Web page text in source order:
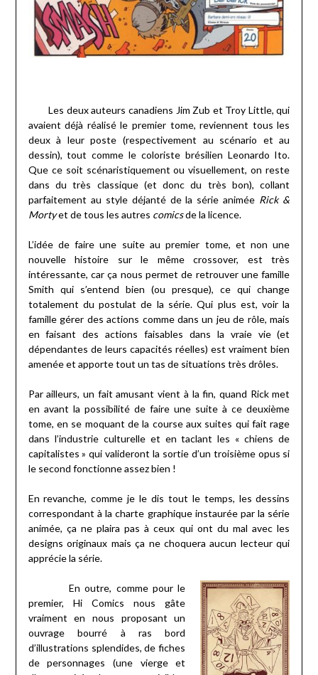
Les deux auteurs canadiens Jim Zub et Troy Little, qui
avaient déjà réalisé le premier tome, reviennent tous les
deux à leur poste (respectivement au scénario et au
dessin), tout comme le coloriste brésilien Leonardo Ito.
Que ce soit scénaristiquement ou visuellement, on reste
dans du très classique (et donc du très bon), collant
parfaitement au style déjanté de la série animée Rick &
Mortyet de tous les autres comicsde la licence.
L’idée de faire une suite au premier tome, et non une
nouvelle histoire sur le même crossover, est très
intéressante, car ça nous permet de retrouver une famille
Smith qui s’entend bien (ou presque), ce qui change
totalement du postulat de la série. Qui plus est, voir la
famille gérer des actions comme dans un jeu de rôle, mais
en faisant des actions faisables dans la vraie vie (et
dépendantes de leurs capacités réelles) est vraiment bien
amenée et apporte tout un tas de situations très drôles.
Par ailleurs, un fait amusant vient à la fin, quand Rick met
en avant la possibilité de faire une suite à ce deuxième
tome, en se moquant de la course aux suites qui fait rage
dans l’industrie culturelle et en taclant les « chiens de
capitalistes » qui valideront la sortie d’un troisième opus si
le second fonctionne assez bien !
En revanche, comme je le dis tout le temps, les dessins
correspondant à la charte graphique instaurée par la série
animée, ça ne plaira pas à ceux qui ont du mal avec les
designs originaux mais ça ne choquera aucun lecteur qui
apprécie la série.
En outre, comme pour le
premier, Hi Comics nous gâte
vraiment en nous proposant un
ouvrage bourré à ras bord
d’illustrations splendides, de fiches
de personnages (une vierge et